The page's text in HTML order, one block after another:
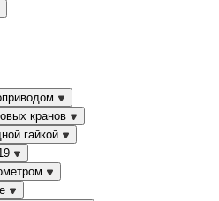
кранов
гайкой